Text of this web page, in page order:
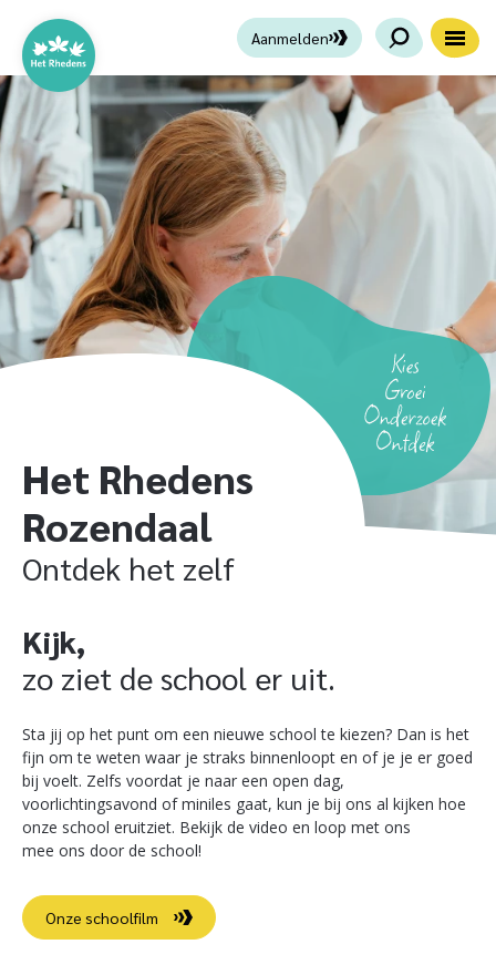
Aanmelden
Het Rhedens
Rozendaal
Ontdek het zelf
Kijk,
zo ziet de school er uit.
Sta jij op het punt om een nieuwe school te kiezen? Dan is het
fijn om te weten waar je straks binnenloopt en of je je er goed
bij voelt. Zelfs voordat je naar een open dag,
voorlichtingsavond of miniles gaat, kun je bij ons al kijken hoe
onze school eruitziet. Bekijk de video en loop met ons
mee ons door de school!
Onze schoolfilm